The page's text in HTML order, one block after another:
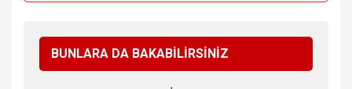
BUNLARA DA BAKABİLİRSİNİZ